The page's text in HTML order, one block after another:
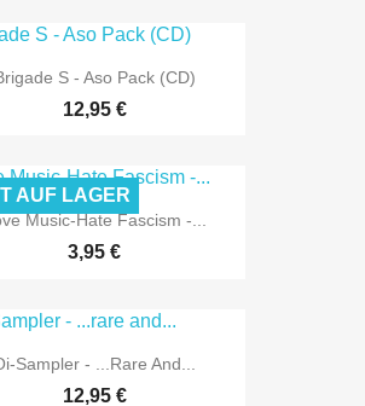
S - Aso Pack (CD)
12,95 €
Music-Hate Fascism -...
3,95 €
AUF LAGER
Sampler - ...rare And...
12,95 €